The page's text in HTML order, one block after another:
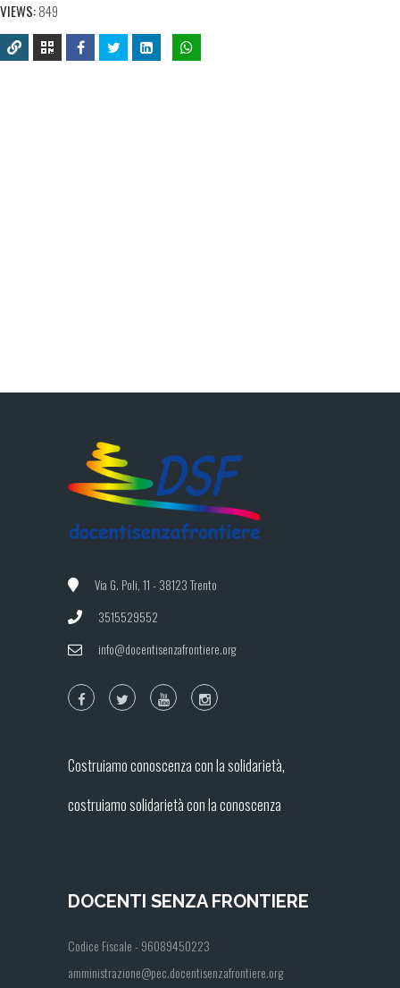
VIEWS:849
Via G. Poli, 11 - 38123 Trento
3515529552
info@docentisenzafrontiere.org
Costruiamo conoscenza con la solidarietà,
costruiamo solidarietà con la conoscenza
DOCENTI SENZA FRONTIERE
Codice Fiscale - 96089450223
amministrazione@pec.docentisenzafrontiere.org